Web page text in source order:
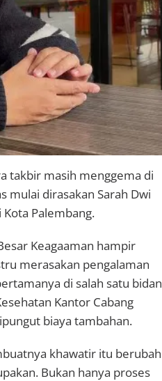
takbir masih menggema di
mulai dirasakan Sarah Dwi
Palembang.
Keagaaman hampir
merasakan pengalaman
di salah satu bidan
Kantor Cabang
biaya tambahan.
khawatir itu berubah
Bukan hanya proses